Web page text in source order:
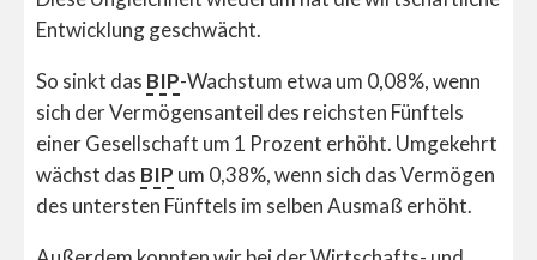
Entwicklung geschwächt.
So sinkt das BIP-Wachstum etwa um 0,08%, wenn
sich der Vermögensanteil des reichsten Fünftels
einer Gesellschaft um 1 Prozent erhöht. Umgekehrt
wächst das BIP um 0,38%, wenn sich das Vermögen
des untersten Fünftels im selben Ausmaß erhöht.